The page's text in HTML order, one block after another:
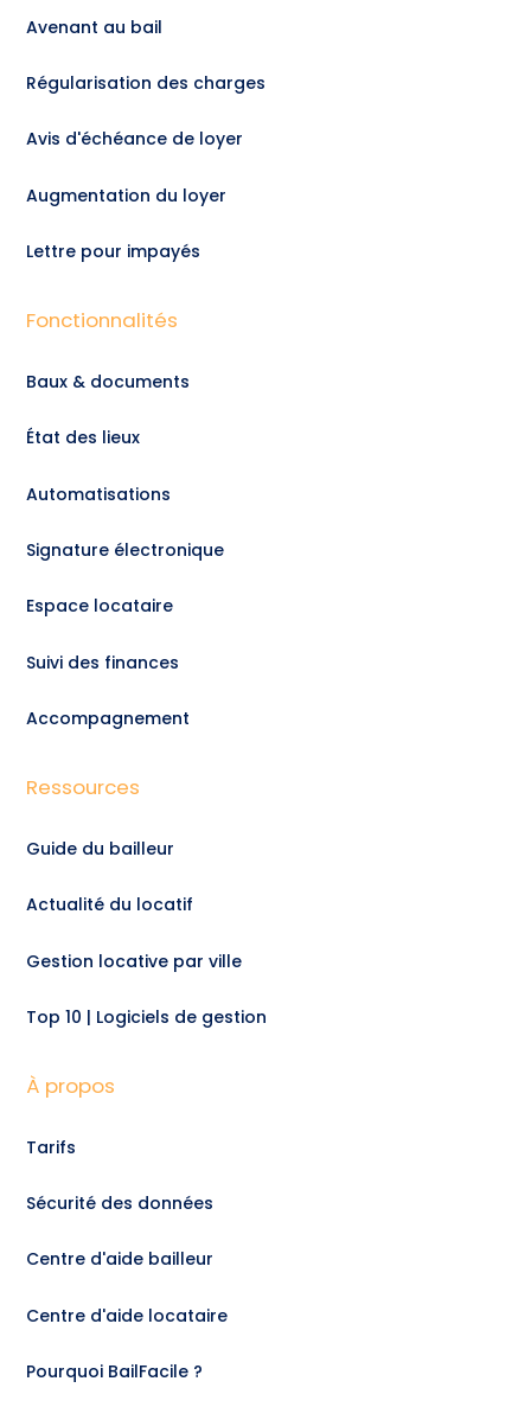
Avenant au bail
Régularisation des charges
Avis d'échéance de loyer
Augmentation du loyer
Lettre pour impayés
Fonctionnalités
Baux & documents
État des lieux
Automatisations
Signature électronique
Espace locataire
Suivi des finances
Accompagnement
Ressources
Guide du bailleur
Actualité du locatif
Gestion locative par ville
Top 10 | Logiciels de gestion
À propos
Tarifs
Sécurité des données
Centre d'aide bailleur
Centre d'aide locataire
Pourquoi BailFacile ?